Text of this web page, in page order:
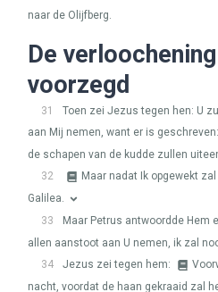
naar de Olijfberg.
De
voorzegd
31
Toen zei Jezus tegen hen: U
aan Mij nemen, want er is geschreven:
de schapen van de kudde zullen
32
Maar nadat Ik opgewekt
Galilea.
33
Maar Petrus antwoordde Hem
allen aanstoot aan U nemen, ik zal
34
Jezus zei tegen hem:
nacht, voordat de haan gekraaid zal